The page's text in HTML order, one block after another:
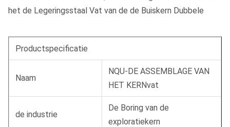
het de Legeringsstaal Vat van de de Buiskern Dubbele
Productspecificatie
Naam
NQU-DE ASSEMBLAGE VAN
HET KERNvat
de industrie
De Boring van de
exploratiekern